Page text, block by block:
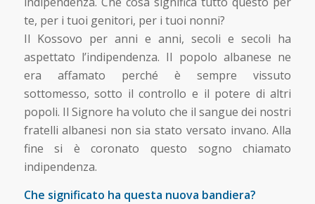
te, per i tuoi genitori, per i tuoi nonni?
Il Kossovo per anni e anni, secoli e secoli ha
aspettato l’indipendenza. Il popolo albanese ne
era affamato perché è sempre vissuto
sottomesso, sotto il controllo e il potere di altri
popoli. Il Signore ha voluto che il sangue dei nostri
fratelli albanesi non sia stato versato invano. Alla
fine si è coronato questo sogno chiamato
indipendenza.
Che significato ha questa nuova bandiera?